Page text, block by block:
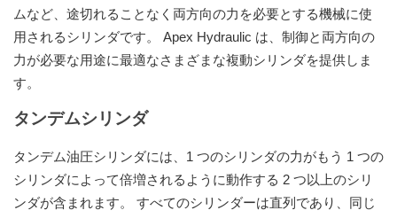
ムなど、途切れることなく両方向の力を必要とする機械に使
用されるシリンダです。 Apex Hydraulic は、制御と両方向の
力が必要な用途に最適なさまざまな複動シリンダを提供しま
す。
タンデムシリンダ
タンデム油圧シリンダには、1 つのシリンダの力がもう 1 つの
シリンダによって倍増されるように動作する 2 つ以上のシリ
ンダが含まれます。 すべてのシリンダーは直列であり、同じ